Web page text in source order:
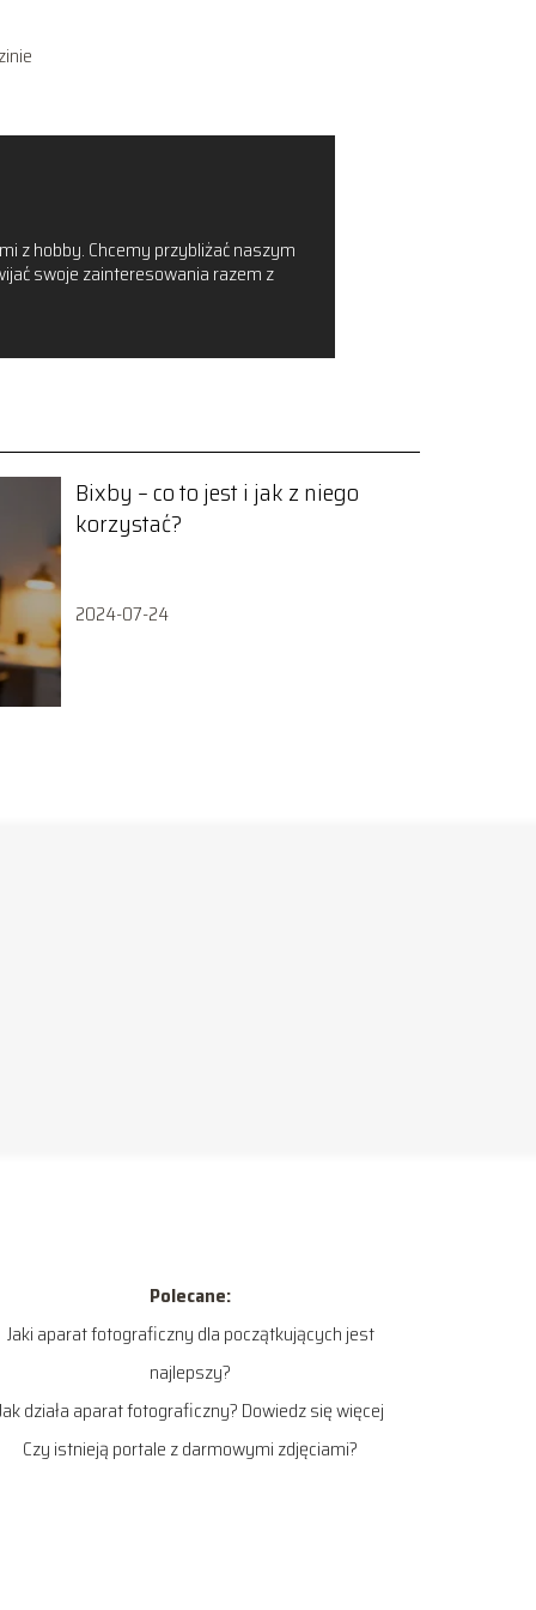
z hobby. Chcemy przybliżać naszym
swoje zainteresowania razem z
Bixby – co to jest i jak z niego
korzystać?
2024-07-24
Polecane:
Jaki aparat fotograficzny dla początkujących jest
najlepszy?
działa aparat fotograficzny? Dowiedz się więcej
Czy istnieją portale z darmowymi zdjęciami?